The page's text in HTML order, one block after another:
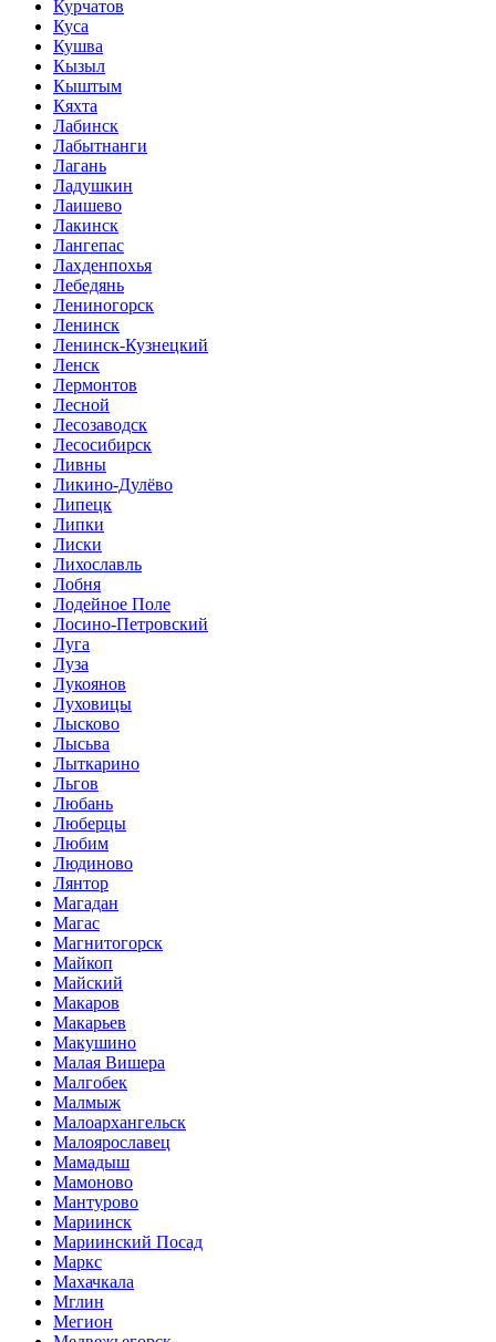
Курчатов
Куса
Кушва
Кызыл
Кыштым
Кяхта
Лабинск
Лабытнанги
Лагань
Ладушкин
Лаишево
Лакинск
Лангепас
Лахденпохья
Лебедянь
Лениногорск
Ленинск
Ленинск-Кузнецкий
Ленск
Лермонтов
Лесной
Лесозаводск
Лесосибирск
Ливны
Ликино-Дулёво
Липецк
Липки
Лиски
Лихославль
Лобня
Лодейное Поле
Лосино-Петровский
Луга
Луза
Лукоянов
Луховицы
Лысково
Лысьва
Лыткарино
Льгов
Любань
Люберцы
Любим
Людиново
Лянтор
Магадан
Магас
Магнитогорск
Майкоп
Майский
Макаров
Макарьев
Макушино
Малая Вишера
Малгобек
Малмыж
Малоархангельск
Малоярославец
Мамадыш
Мамоново
Мантурово
Мариинск
Мариинский Посад
Маркс
Махачкала
Мглин
Мегион